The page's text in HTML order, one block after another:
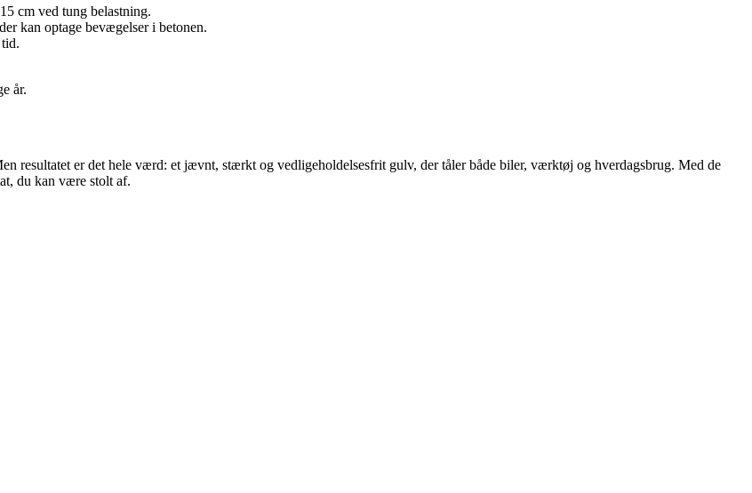
cm ved tung belastning.
kan optage bevægelser i betonen.
år.
resultatet er det hele værd: et jævnt, stærkt og vedligeholdelsesfrit gulv, der tåler både biler, værktøj og hverdagsbrug. Med de
du kan være stolt af.